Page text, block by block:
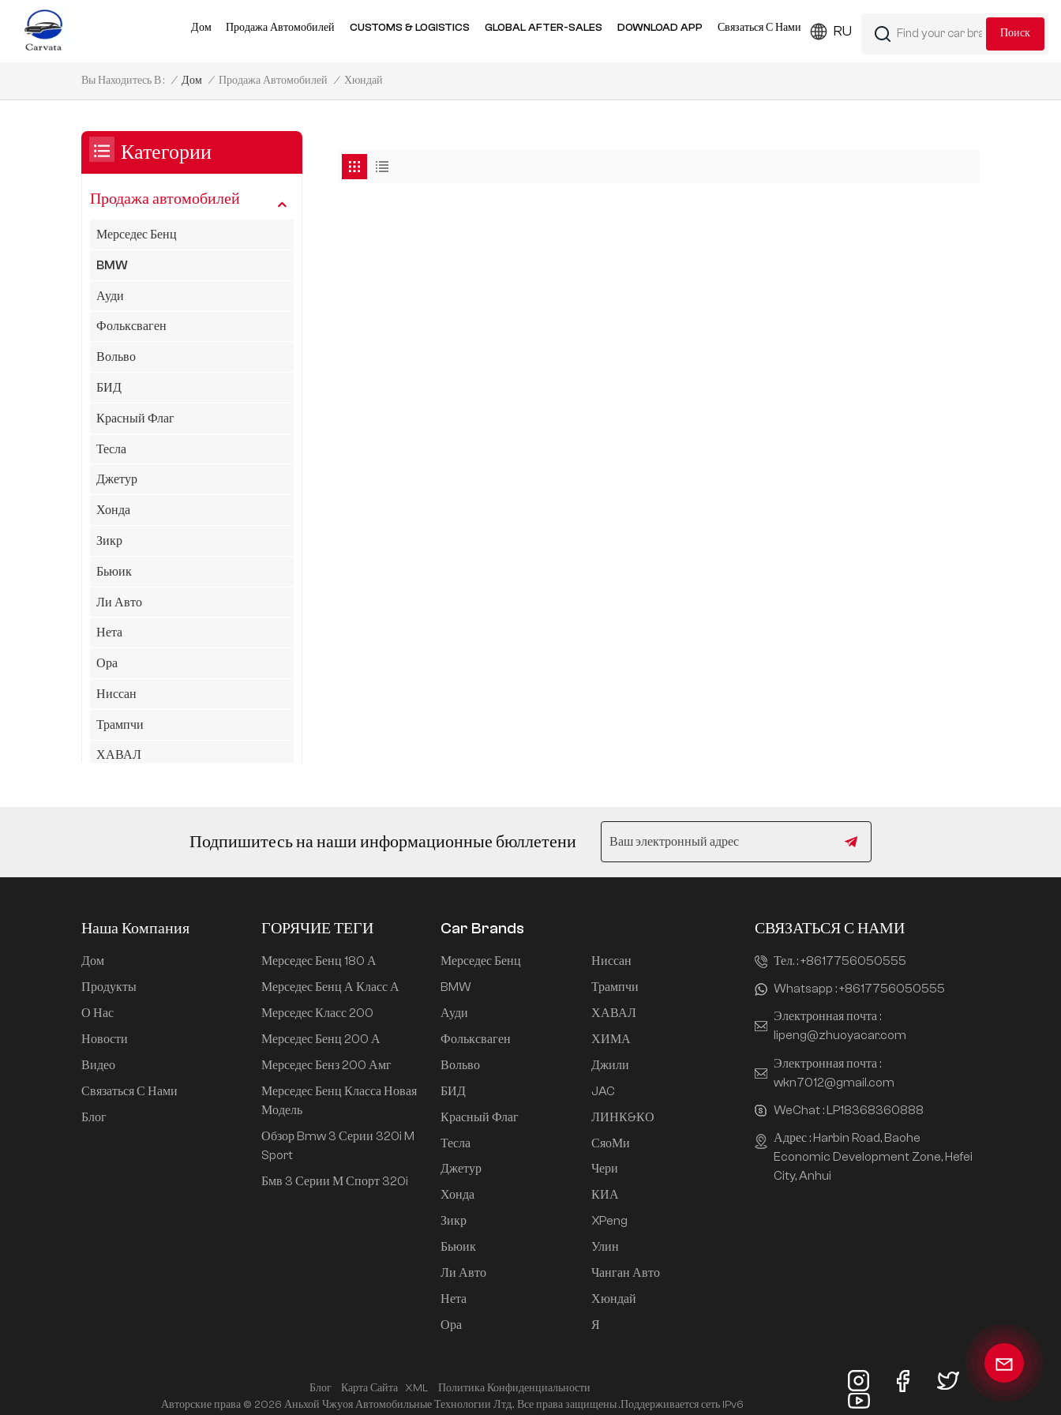
RU
Дом Продажа Автомобилей CUSTOMS & LOGISTICS GLOBAL AFTER-SALES DOWNLOAD APP Связаться С Нами
Вы Находитесь В : / Дом / Продажа Автомобилей / Хюндай
Категории
Продажа автомобилей
Мерседес Бенц
BMW
Ауди
Фольксваген
Вольво
БИД
Красный Флаг
Тесла
Джетур
Хонда
Зикр
Бьюик
Ли Авто
Нета
Ора
Ниссан
Трампчи
ХАВАЛ
ЛИНК&КО
КИА
Чанган Авто
Хюндай
Я
Подпишитесь на наши информационные бюллетени
Наша Компания
Дом
Продукты
О Нас
Новости
Видео
Связаться С Нами
Блог
ГОРЯЧИЕ ТЕГИ
Мерседес Бенц 180 А
Мерседес Бенц А Класс А
Мерседес Класс 200
Мерседес Бенц 200 А
Мерседес Бенз 200 Амг
Мерседес Бенц Класса Новая
Модель
Обзор Bmw 3 Серии 320i M
Sport
Бмв 3 Серии М Спорт 320i
Car Brands
Мерседес Бенц
BMW
Ауди
Фольксваген
Вольво
БИД
Красный Флаг
Тесла
Джетур
Хонда
Зикр
Бьюик
Ли Авто
Нета
Ора
Ниссан
Трампчи
ХАВАЛ
ХИМА
Джили
JAC
ЛИНК&КО
СяоМи
Чери
КИА
XPeng
Улин
Чанган Авто
Хюндай
Я
СВЯЗАТЬСЯ С НАМИ
Тел. :+8617756050555
Whatsapp :+8617756050555
Электронная почта :
lipeng@zhuoyacar.com
Электронная почта :
wkn7012@gmail.com
WeChat : LP18368360888
Адрес : Harbin Road, Baohe
Economic Development Zone, Hefei
City, Anhui
Блог Карта Сайта XML
Политика Конфиденциальности
Авторские права © 2026 Аньхой Чжуоя Автомобильные Технологии Лтд.. Все права защищены .Поддерживается сеть IPv6